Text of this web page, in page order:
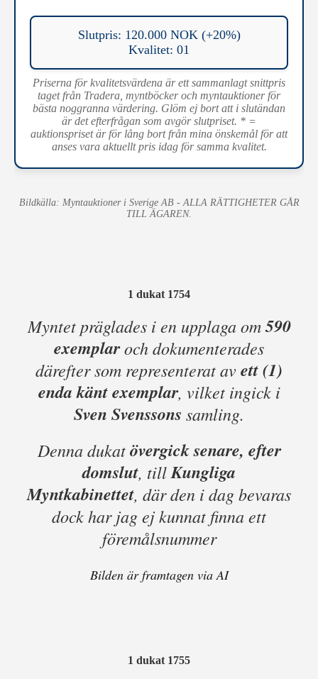
Slutpris: 120.000 NOK (+20%)
Kvalitet: 01
Priserna för kvalitetsvärdena är ett sammanlagt snittpris
taget från Tradera, myntböcker och myntauktioner för
bästa noggranna värdering. Glöm ej bort att i slutändan
är det efterfrågan som avgör slutpriset. * =
auktionspriset är för lång bort från mina önskemål för att
anses vara aktuellt pris idag för samma kvalitet.
Bildkälla: Myntauktioner i Sverige AB - ALLA RÄTTIGHETER GÅR
TILL ÄGAREN.
1 dukat 1754
Myntet präglades i en upplaga om590
exemplaroch dokumenterades
därefter som representerat avett (1)
enda känt exemplar, vilket ingick i
Sven Svenssons samling.
Denna dukatövergick senare, efter
domslut, tillKungliga
Myntkabinettet, där den i dag bevaras
dock har jag ej kunnat finna ett
föremålsnummer
Bilden är framtagen via AI
1 dukat 1755